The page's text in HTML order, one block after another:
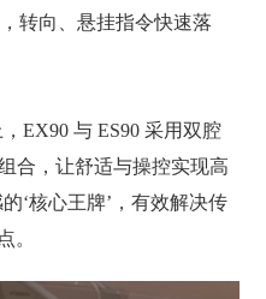
转向、悬挂指令快速落
EX90 与 ES90 采用双腔
合，让舒适与操控实现高
‘核心王牌’，有效解决传
。